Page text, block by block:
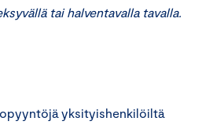
tai halventavalla tavalla.
yksityishenkilöiltä